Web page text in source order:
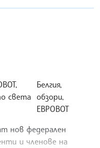
света
Белгия,
обзори,
ЕВРОВОТ
нов федерален
и членове на